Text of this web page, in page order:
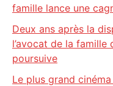
famille lance une
Deux ans après la
l’avocat de la famille
poursuive
Le plus grand